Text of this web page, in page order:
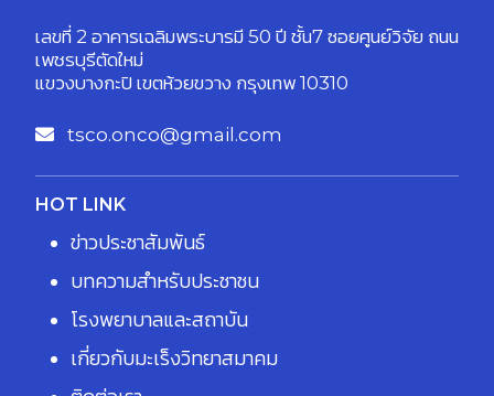
เลขที่ 2 อาคารเฉลิมพระบารมี 50 ปี ชั้น7 ซอยศูนย์วิจัย ถนน
เพชรบุรีตัดใหม่
แขวงบางกะปิ เขตห้วยขวาง กรุงเทพ 10310
tsco.onco@gmail.com
HOT LINK
ข่าวประชาสัมพันธ์
บทความสำหรับประชาชน
โรงพยาบาลและสถาบัน
เกี่ยวกับมะเร็งวิทยาสมาคม